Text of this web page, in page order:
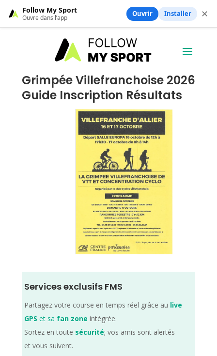
Grimpée Villefranchoise 2026
Guide Inscription Résultats
Services exclusifs FMS
Partagez votre course en temps réel grâce au live
GPS et sa fan zone intégrée.
Sortez en toute sécurité; vos amis sont alertés
et vous suivent.
Follow My Sport
Ouvre dans l’app Ouvrir Installer ✕